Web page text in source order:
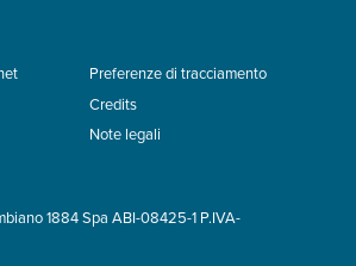
Preferenze di tracciamento
Credits
Note legali
1884 Spa ABI-08425-1 P.IVA-